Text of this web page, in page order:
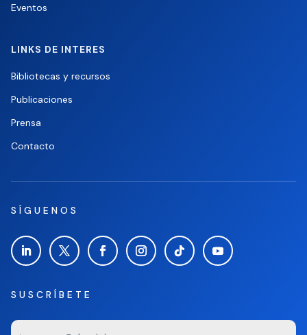
Eventos
LINKS DE INTERES
Bibliotecas y recursos
Publicaciones
Prensa
Contacto
SUSCRÍBETE
SÍGUENOS